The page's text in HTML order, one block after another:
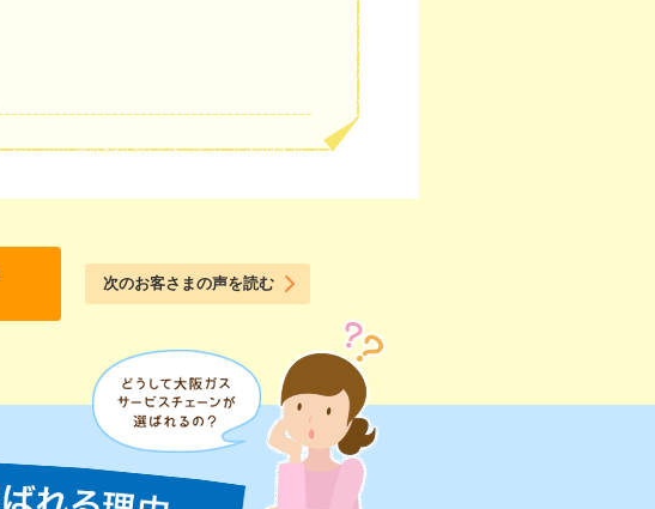
次のお客さまの声を読む